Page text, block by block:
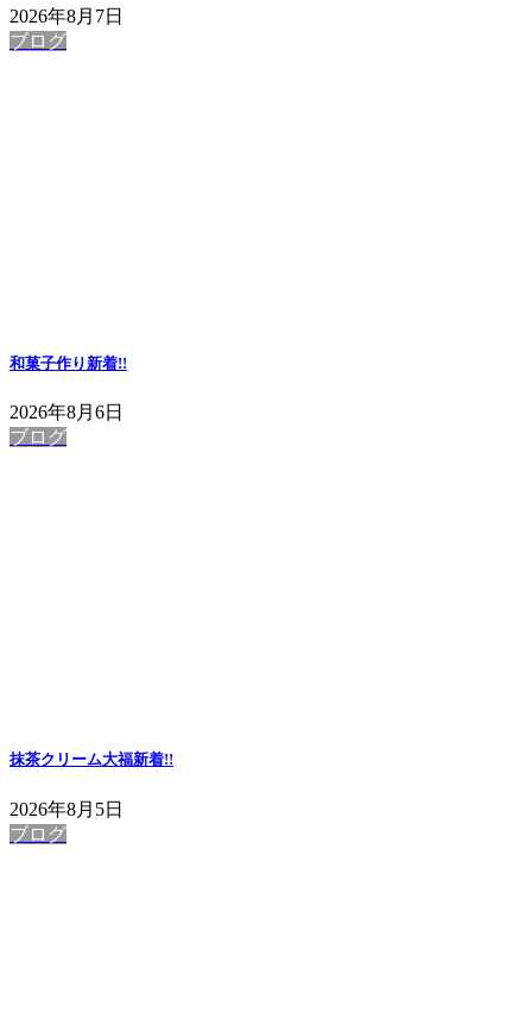
2026年8月7日
ブログ
和菓子作り新着!!
2026年8月6日
ブログ
抹茶クリーム大福新着!!
2026年8月5日
ブログ